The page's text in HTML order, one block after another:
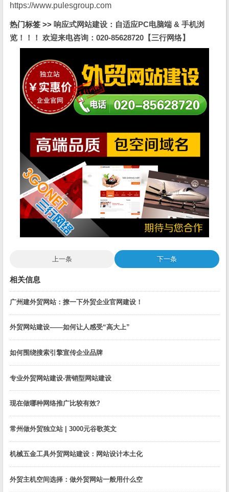
https://www.pulesgroup.com
热门标签 >> 响应式网站建设：自适应PC电脑端 & 手机浏
览！！！ 欢迎来电咨询：020-85628720【三行网络】
上一条 下一条
相关信息
广州建外贸网站：撩一下外贸企业官网建设！
外贸网站建设——如何让人感受“高大上”
如何围绕搜索引擎宣传企业品牌
专业外贸网站建设-营销型网站建设
现在做哪种网络推广比较有效?
常州做外贸独立站 | 3000元谷歌英文
机械五金工具外贸网站建设：网站设计本土化
外贸主机空间选择：做外贸网站一般用什么空